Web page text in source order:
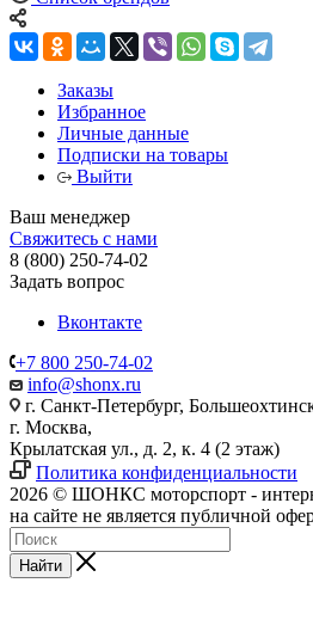
Заказы
Избранное
Личные данные
Подписки на товары
Выйти
Ваш менеджер
Свяжитесь с нами
8 (800) 250-74-02
Задать вопрос
Вконтакте
+7 800 250-74-02
info@shonx.ru
г. Санкт-Петербург,
г. Москва,
Крылатская ул., д. 2, к. 4 (2 этаж)
Политика конфиденциальности
2026 © ШОНКС моторспорт -
на сайте не является публичной
Найти